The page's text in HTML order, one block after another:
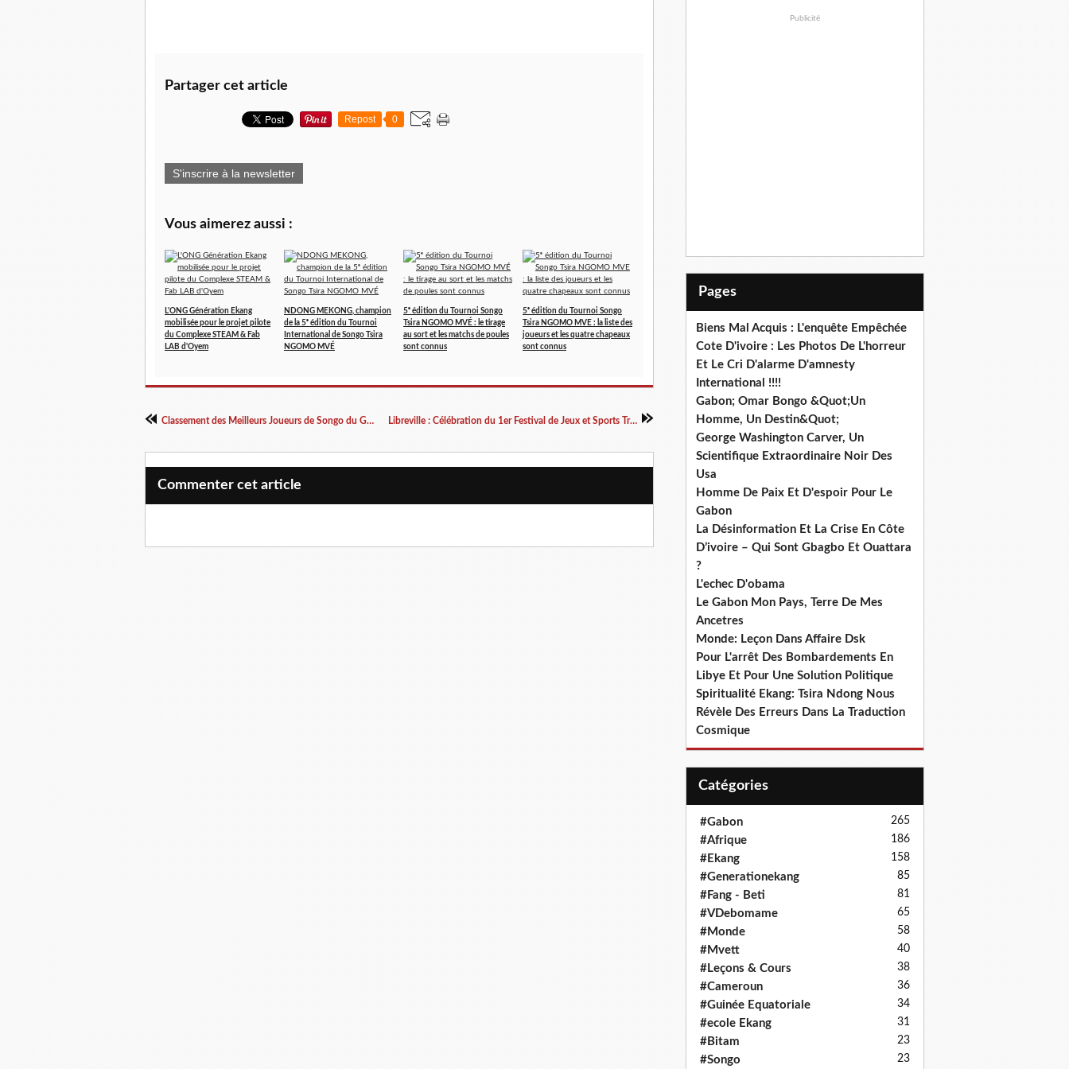
Partager cet article
Repost 0
S'inscrire à la newsletter
Vous aimerez aussi :
L'ONG Génération Ekang
mobilisée pour le projet pilote
du Complexe STEAM & Fab
LAB d'Oyem
NDONG MEKONG, champion
de la 5ᵉ édition du Tournoi
International de Songo Tsira
NGOMO MVÉ
5ᵉ édition du Tournoi Songo
Tsira NGOMO MVÉ : le tirage
au sort et les matchs de poules
sont connus
5ᵉ édition du Tournoi Songo
Tsira NGOMO MVE : la liste des
joueurs et les quatre chapeaux
sont connus
Classement des Meilleurs Joueurs de Songo du Gabon 2025 Libreville : Célébration du 1er Festival de Jeux et Sports Traditionnels
Commenter cet article
Publicité
Pages
Biens Mal Acquis : L'enquête Empêchée
Cote D'ivoire : Les Photos De L'horreur
Et Le Cri D'alarme D'amnesty
International !!!!
Gabon; Omar Bongo &Quot;Un
Homme, Un Destin&Quot;
George Washington Carver, Un
Scientifique Extraordinaire Noir Des
Usa
Homme De Paix Et D'espoir Pour Le
Gabon
La Désinformation Et La Crise En Côte
D’ivoire – Qui Sont Gbagbo Et Ouattara
?
L'echec D'obama
Le Gabon Mon Pays, Terre De Mes
Ancetres
Monde: Leçon Dans Affaire Dsk
Pour L'arrêt Des Bombardements En
Libye Et Pour Une Solution Politique
Spiritualité Ekang: Tsira Ndong Nous
Révèle Des Erreurs Dans La Traduction
Cosmique
Catégories
#Gabon 265
#Afrique 186
#Ekang 158
#Generationekang 85
#Fang - Beti 81
#VDebomame 65
#Monde 58
#Mvett 40
#Leçons & Cours 38
#Cameroun 36
#Guinée Equatoriale 34
#ecole Ekang 31
#Bitam 23
#Songo 23